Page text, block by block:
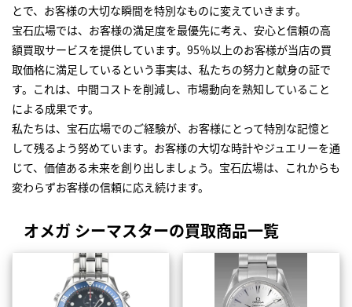
とで、お客様の大切な瞬間を特別なものに変えていきます。
宝石広場では、お客様の満足度を最優先に考え、安心と信頼の高
額買取サービスを提供しています。95％以上のお客様が当店の買
取価格に満足しているという事実は、私たちの努力と献身の証で
す。これは、中間コストを削減し、市場動向を熟知していること
による成果です。
私たちは、宝石広場でのご経験が、お客様にとって特別な記憶と
して残るよう努めています。お客様の大切な時計やジュエリーを通
じて、価値ある未来を創り出しましょう。宝石広場は、これからも
変わらずお客様の信頼に応え続けます。
オメガ シーマスターの買取商品一覧